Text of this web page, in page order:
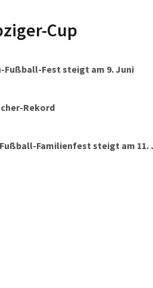
Cup
Fußball-Fest steigt am 9. Juni
Rekord
Familienfest steigt am